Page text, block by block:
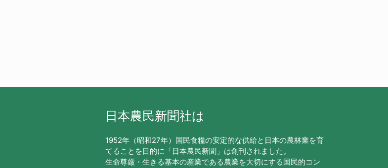
日本農民新聞社は
1952年（昭和27年）国民食糧の安定的な供給と日本の農林業を育
てることを目的に「日本農民新聞」は創刊されました。
生命尊厳・生きる基本の産業である農業を大切にする国民的コン